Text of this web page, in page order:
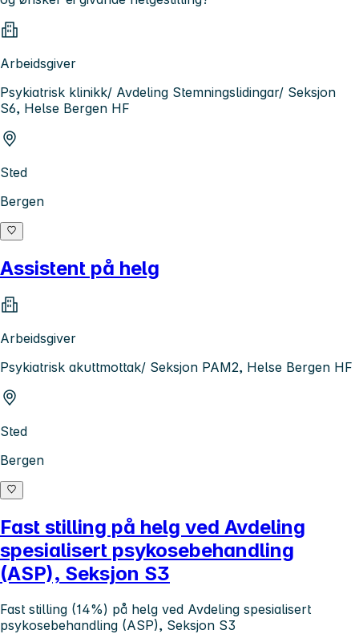
Arbeidsgiver
Psykiatrisk klinikk/ Avdeling Stemningslidingar/ Seksjon
S6, Helse Bergen HF
Sted
Bergen
Assistent på helg
Arbeidsgiver
Psykiatrisk akuttmottak/ Seksjon PAM2, Helse Bergen HF
Sted
Bergen
Fast stilling på helg ved Avdeling
spesialisert psykosebehandling
(ASP), Seksjon S3
Fast stilling (14%) på helg ved Avdeling spesialisert
psykosebehandling (ASP), Seksjon S3